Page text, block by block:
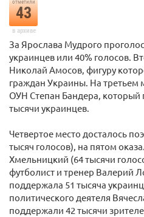
отметили
43
в архиве
За Ярослава Мудрого
украинцев или 40% голосов.
Николай Амосов, фигуру
граждан Украины. На третьем
ОУН Степан Бандера, который
тысячи украинцев.
Четвертое место досталось
тысяч голосов), на пятом
Хмельницкий (64 тысячи
футболист и тренер Валерий
поддержала 51 тысяча
политического деятеля
поддержали 42 тысячи